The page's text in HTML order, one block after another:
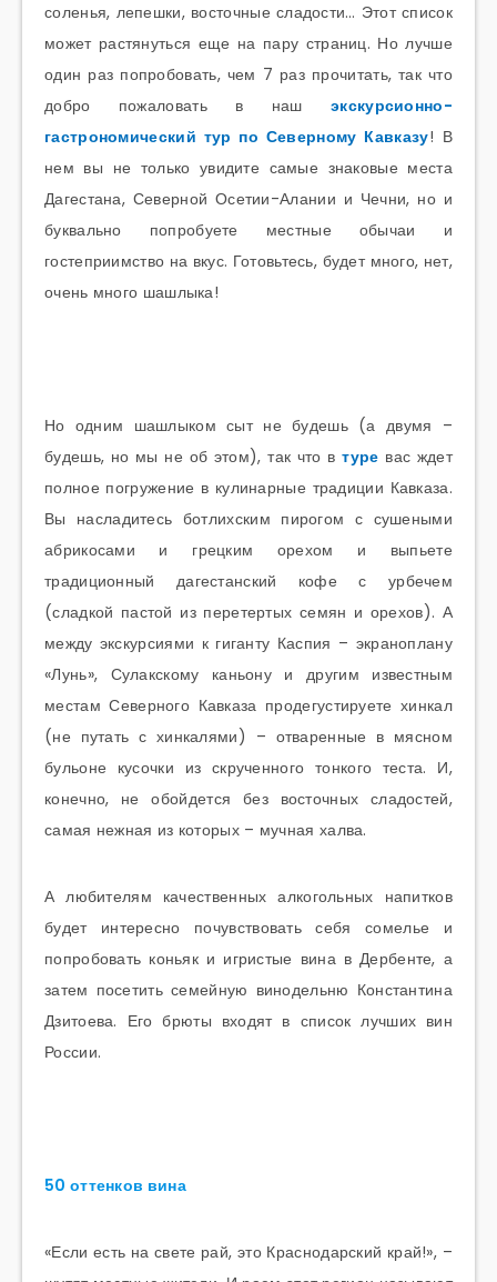
соленья, лепешки, восточные сладости… Этот список
может растянуться еще на пару страниц. Но лучше
один раз попробовать, чем 7 раз прочитать, так что
добро пожаловать в нашэкскурсионно-
гастрономический тур по Северному Кавказу! В
нем вы не только увидите самые знаковые места
Дагестана, Северной Осетии-Алании и Чечни, но и
буквально попробуете местные обычаи и
гостеприимство на вкус. Готовьтесь, будет много, нет,
очень много шашлыка!
Но одним шашлыком сыт не будешь (а двумя –
будешь, но мы не об этом), так что втуре вас ждет
полное погружение в кулинарные традиции Кавказа.
Вы насладитесь ботлихским пирогом с сушеными
абрикосами и грецким орехом и выпьете
традиционный дагестанский кофе с урбечем
(сладкой пастой из перетертых семян и орехов). А
между экскурсиями к гиганту Каспия – экраноплану
«Лунь», Сулакскому каньону и другим известным
местам Северного Кавказа продегустируете хинкал
(не путать с хинкалями) – отваренные в мясном
бульоне кусочки из скрученного тонкого теста. И,
конечно, не обойдется без восточных сладостей,
самая нежная из которых – мучная халва.
А любителям качественных алкогольных напитков
будет интересно почувствовать себя сомелье и
попробовать коньяк и игристые вина в Дербенте, а
затем посетить семейную винодельню Константина
Дзитоева. Его брюты входят в список лучших вин
России.
50 оттенков вина
«Если есть на свете рай, это Краснодарский край!», –